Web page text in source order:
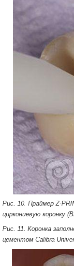
Рис. 10. Праймер Z-
циркониевую коронку
Рис. 11. Коронка
цементом Calibra